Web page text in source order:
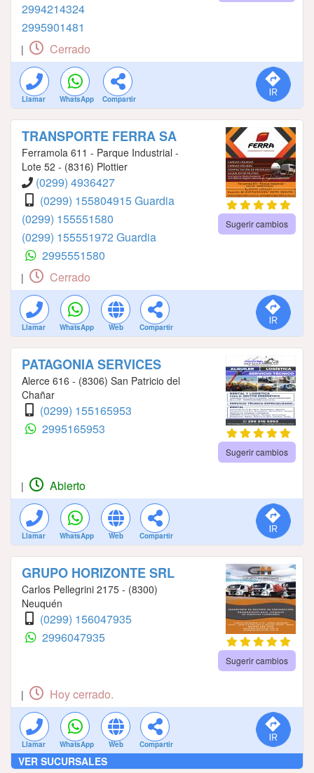
2994214324
2995901481
| Cerrado
Llamar WhatsApp Compartir
TRANSPORTE FERRA SA
Ferramola 611 - Parque Industrial -
Lote 52 - (8316) Plottier
(0299) 4936427
(0299) 155804915 Guardia
(0299) 155551580
(0299) 155551972 Guardia
2995551580
Sugerir cambios
| Cerrado
Llamar WhatsApp Web Compartir
PATAGONIA SERVICES
Alerce 616 - (8306) San Patricio del
Chañar
(0299) 155165953
2995165953
Sugerir cambios
| Abierto
Llamar WhatsApp Web Compartir
GRUPO HORIZONTE SRL
Carlos Pellegrini 2175 - (8300)
Neuquén
(0299) 156047935
2996047935
Sugerir cambios
| Hoy cerrado.
Llamar WhatsApp Web Compartir
VER SUCURSALES